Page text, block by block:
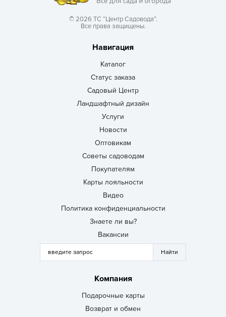
© 2026 ТС “Центр Садовода”.
Все права защищены.
Навигация
Каталог
Статус заказа
Садовый Центр
Ландшафтный дизайн
Услуги
Новости
Оптовикам
Советы садоводам
Покупателям
Карты лояльности
Видео
Политика конфиденциальности
Знаете ли вы?
Вакансии
Компания
Подарочные карты
Возврат и обмен